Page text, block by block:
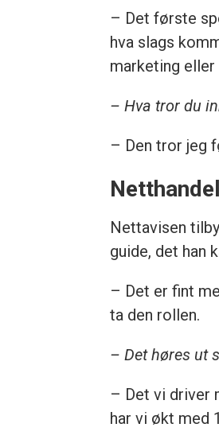
– Det første
hva slags
marketing
– Hva tror du
– Den tror jeg
Netthandel
Nettavisen
guide, det han
– Det er fint
ta den rollen.
– Det høres ut
– Det vi driver
har vi økt med